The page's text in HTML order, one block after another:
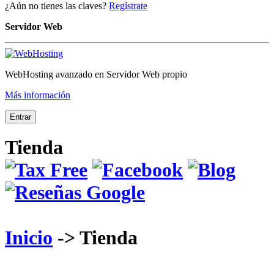
¿Aún no tienes las claves? Regístrate
Servidor Web
WebHosting avanzado en Servidor Web propio
Más información
Tienda
Inicio -> Tienda